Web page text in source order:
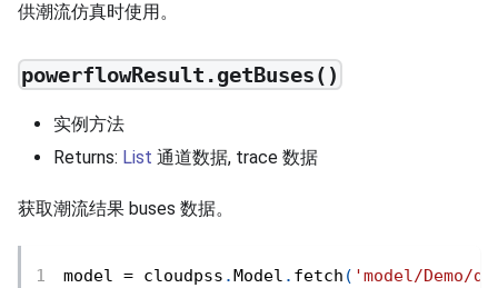
供潮流仿真时使用。
powerflowResult.getBuses()
实例方法
Returns: List 通道数据, trace 数据
获取潮流结果 buses 数据。
model = cloudpss .Model . fetch ( 'model/Demo/